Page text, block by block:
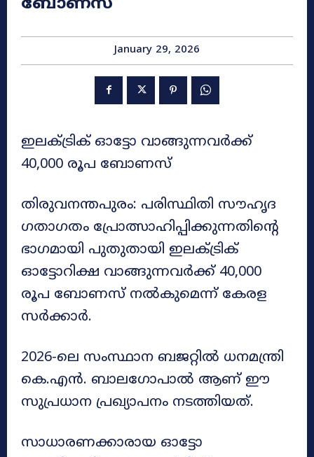
January 29, 2026
ഇലക്ട്രിക് ഓട്ടോ വാങ്ങുന്നവർക്ക്
40,000 രൂപ ബോണസ്
തിരുവനന്തപുരം: പരിസ്ഥിതി സൗഹൃദ
ഗതാഗതം പ്രോത്സാഹിപ്പിക്കുന്നതിന്റെ
ഭാഗമായി പുതുതായി ഇലക്ട്രിക്
ഓട്ടോറിക്ഷ വാങ്ങുന്നവർക്ക് 40,000
രൂപ ബോണസ് നൽകുമെന്ന് കേരള
സർക്കാർ.
2026-ലെ സംസ്ഥാന ബജറ്റിൽ ധനമന്ത്രി
കെ.എൻ. ബാലഗോപാൽ ആണ് ഈ
സുപ്രധാന പ്രഖ്യാപനം നടത്തിയത്.
സാധാരണക്കാരായ ഓട്ടോ